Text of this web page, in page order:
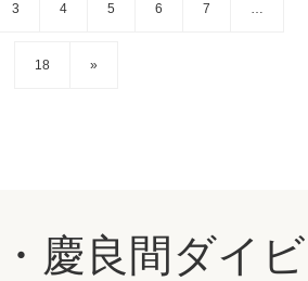
3 4 5 6 7 …
18 »
慶良間ダイビ